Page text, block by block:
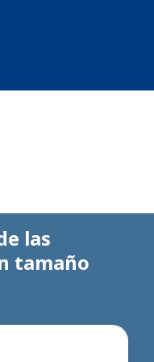
las
tamaño